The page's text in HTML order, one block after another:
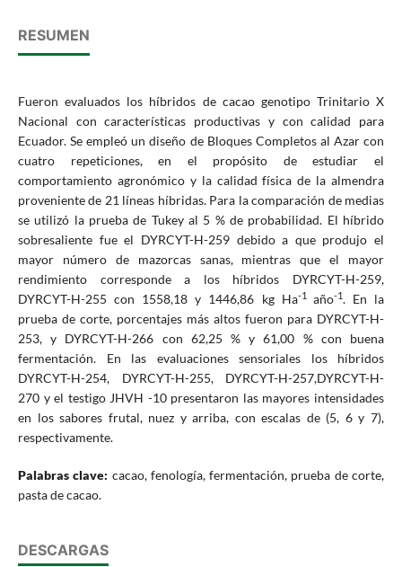
RESUMEN
Fueron evaluados los híbridos de cacao genotipo Trinitario X
Nacional con características productivas y con calidad para
Ecuador. Se empleó un diseño de Bloques Completos al Azar con
cuatro repeticiones, en el propósito de estudiar el
comportamiento agronómico y la calidad física de la almendra
proveniente de 21 líneas híbridas. Para la comparación de medias
se utilizó la prueba de Tukey al 5 % de probabilidad. El híbrido
sobresaliente fue el DYRCYT-H-259 debido a que produjo el
mayor número de mazorcas sanas, mientras que el mayor
rendimiento corresponde a los híbridos DYRCYT-H-259,
DYRCYT-H-255 con 1558,18 y 1446,86 kg Ha-1 año-1. En la
prueba de corte, porcentajes más altos fueron para DYRCYT-H-
253, y DYRCYT-H-266 con 62,25 % y 61,00 % con buena
fermentación. En las evaluaciones sensoriales los híbridos
DYRCYT-H-254, DYRCYT-H-255, DYRCYT-H-257,DYRCYT-H-
270 y el testigo JHVH -10 presentaron las mayores intensidades
en los sabores frutal, nuez y arriba, con escalas de (5, 6 y 7),
respectivamente.
Palabras clave: cacao, fenología, fermentación, prueba de corte,
pasta de cacao.
DESCARGAS